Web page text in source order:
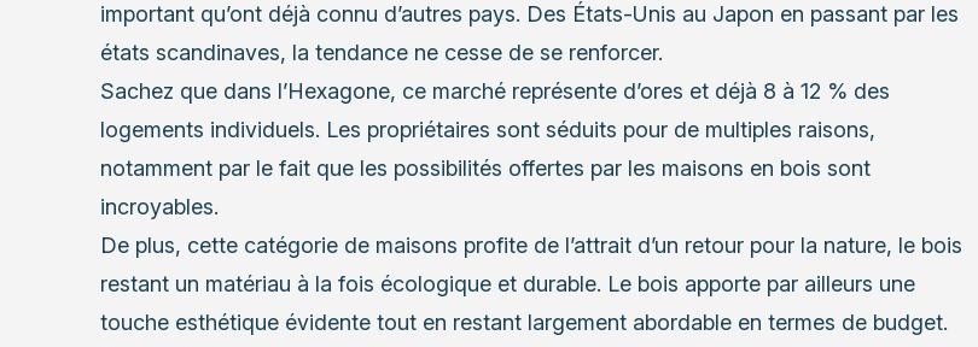
important qu’ont déjà connu d’autres pays. Des États-Unis au Japon en passant par les
états scandinaves, la tendance ne cesse de se renforcer.
Sachez que dans l’Hexagone, ce marché représente d’ores et déjà 8 à 12 % des
logements individuels. Les propriétaires sont séduits pour de multiples raisons,
notamment par le fait que les possibilités offertes par les maisons en bois sont
incroyables.
De plus, cette catégorie de maisons profite de l’attrait d’un retour pour la nature, le bois
restant un matériau à la fois écologique et durable. Le bois apporte par ailleurs une
touche esthétique évidente tout en restant largement abordable en termes de budget.